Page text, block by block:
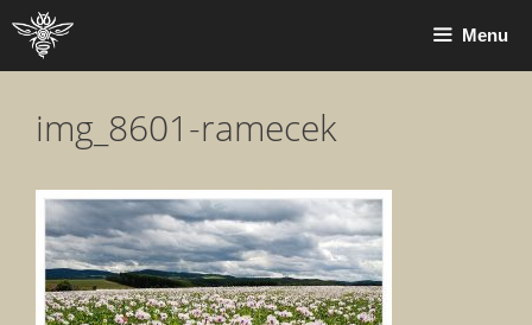
Přeskočit
na
obsah
Menu
img_8601-ramecek